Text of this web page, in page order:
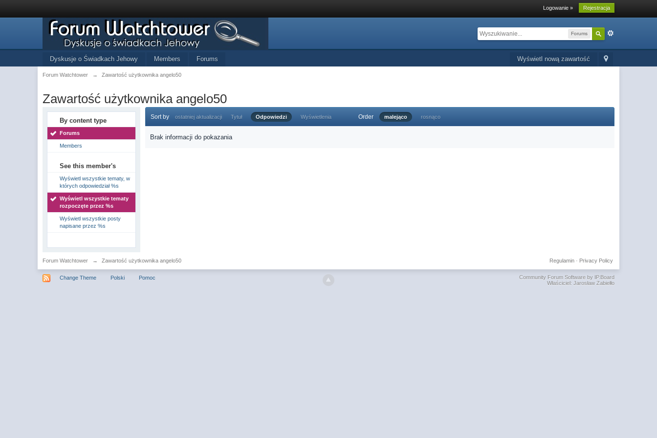
Logowanie » Rejestracja
Forums
Wyświetl nową zawartość
Dyskusje o Świadkach Jehowy Members Forums
Forum Watchtower → Zawartość użytkownika angelo50
Zawartość użytkownika angelo50
By content type
Forums
Members
See this member's
Wyświetl wszystkie tematy, w
których odpowiedział %s
Wyświetl wszystkie tematy
rozpoczęte przez %s
Wyświetl wszystkie posty
napisane przez %s
Sort by ostatniej aktualizacji Tytuł Odpowiedzi Wyświetlenia Order malejąco rosnąco
Brak informacji do pokazania
Forum Watchtower → Zawartość użytkownika angelo50 Privacy Policy
Regulamin·
Change Theme Polski Pomoc
Community Forum Software by IP.Board
Właściciel: Jarosław Zabiełło